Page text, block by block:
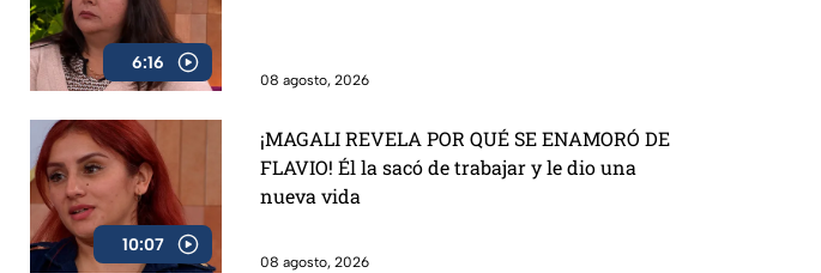
6:16
08 agosto, 2026
10:07
¡MAGALI REVELA POR QUÉ SE ENAMORÓ DE
FLAVIO! Él la sacó de trabajar y le dio una
nueva vida
08 agosto, 2026